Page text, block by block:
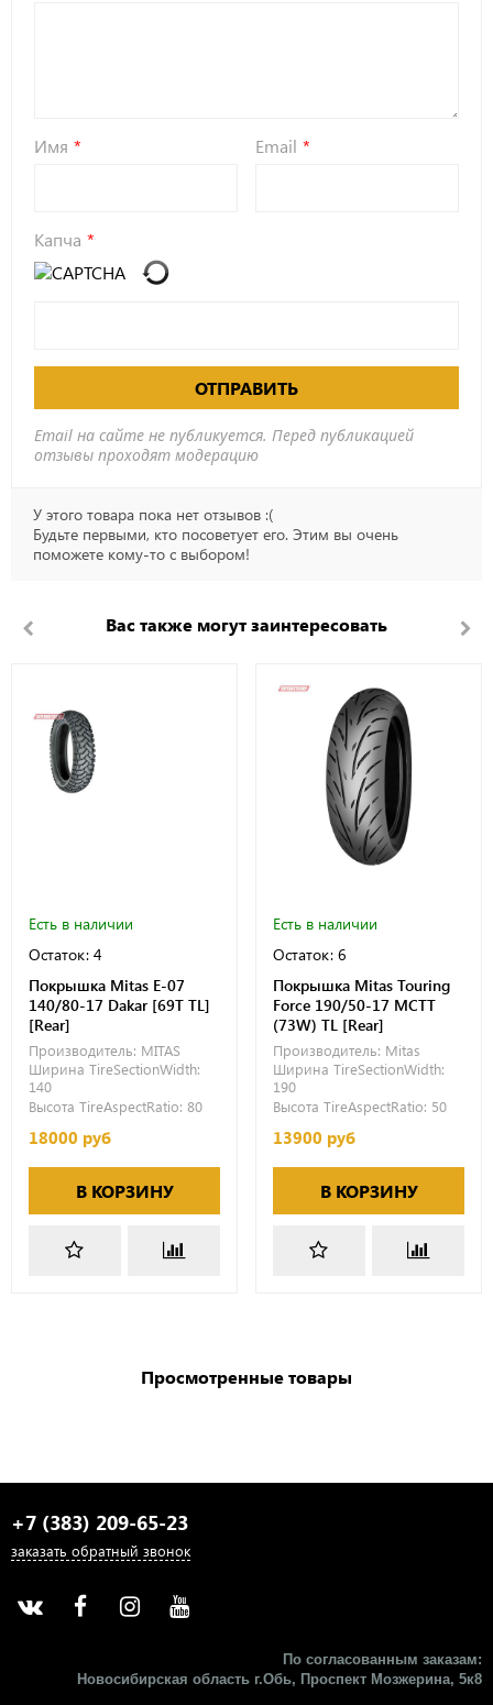
Имя Email
Капча
ОТПРАВИТЬ
Email на сайте не публикуется. Перед публикацией
отзывы проходят модерацию
У этого товара пока нет отзывов :(
Будьте первыми, кто посоветует его. Этим вы очень
поможете кому-то с выбором!
Вас также могут заинтересовать
Есть в наличии
Остаток: 4
Покрышка Mitas E-07
140/80-17 Dakar [69T TL]
[Rear]
Производитель: MITAS
Ширина TireSectionWidth:
140
Высота TireAspectRatio: 80
18000 руб
В КОРЗИНУ
Есть в наличии
Остаток: 6
Покрышка Mitas Touring
Force 190/50-17 MCTT
(73W) TL [Rear]
Производитель: Mitas
Ширина TireSectionWidth:
190
Высота TireAspectRatio: 50
13900 руб
В КОРЗИНУ
Просмотренные товары
+7 (383) 209-65-23
заказать обратный звонок
По согласованным заказам:
Новосибирская область г.Обь, Проспект Мозжерина, 5к8​